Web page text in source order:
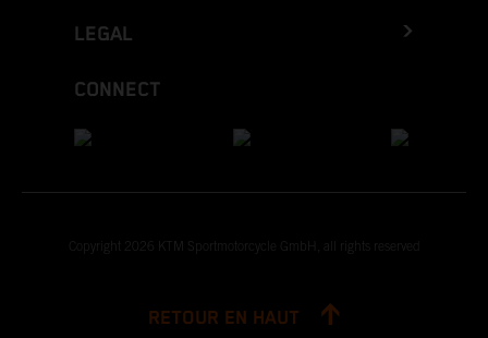
LEGAL
CONNECT
Copyright 2026 KTM Sportmotorcycle GmbH, all rights reserved
RETOUR EN HAUT